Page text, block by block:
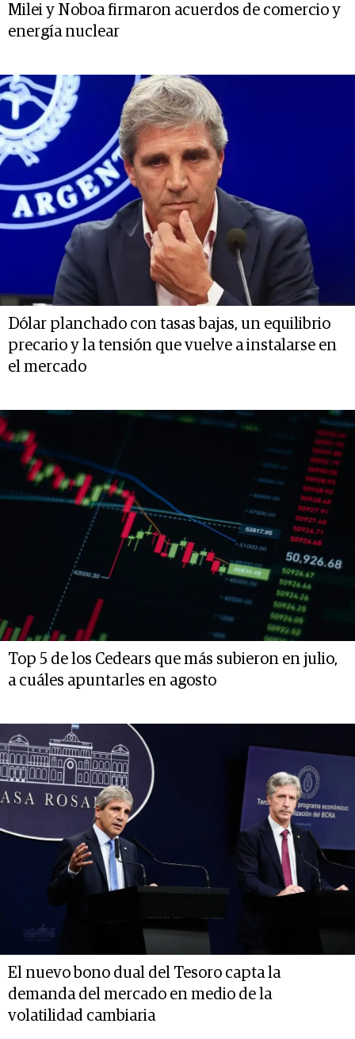
Milei y Noboa firmaron acuerdos de comercio y
energía nuclear
Dólar planchado con tasas bajas, un equilibrio
precario y la tensión que vuelve a instalarse en
el mercado
Top 5 de los Cedears que más subieron en julio,
a cuáles apuntarles en agosto
El nuevo bono dual del Tesoro capta la
demanda del mercado en medio de la
volatilidad cambiaria